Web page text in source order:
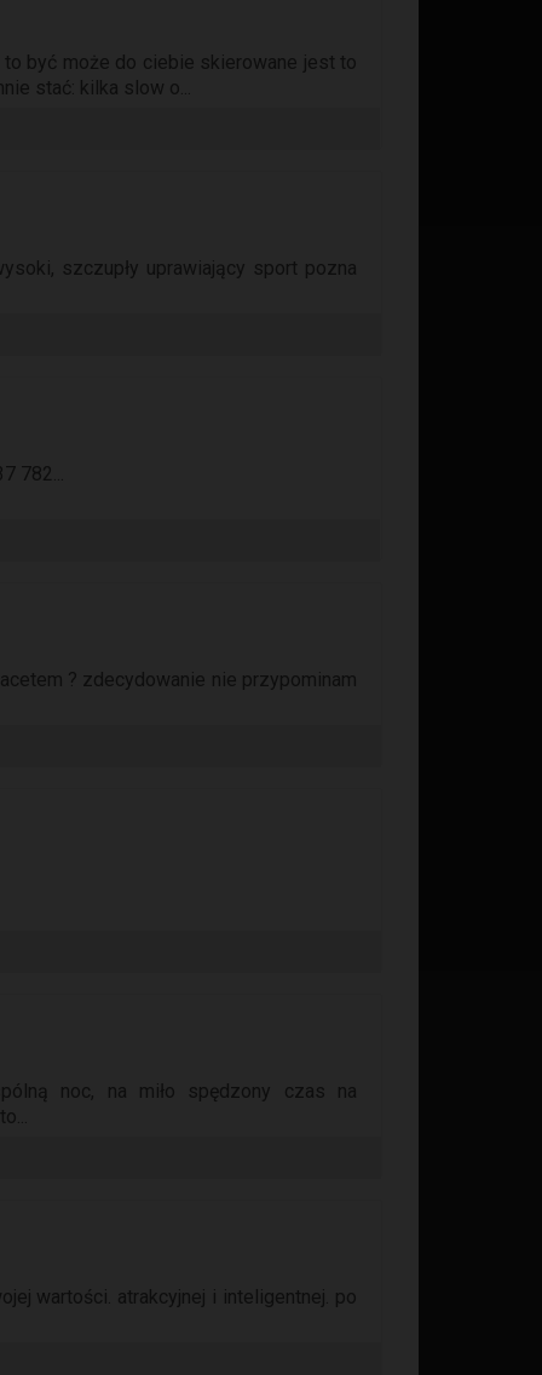
być może do ciebie skierowane jest to
stać: kilka slow o...
szczupły uprawiający sport pozna
782...
? zdecydowanie nie przypominam
noc, na miło spędzony czas na
wartości. atrakcyjnej i inteligentnej. po